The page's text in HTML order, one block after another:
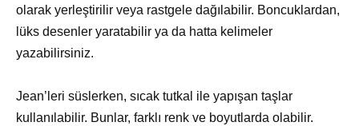
olarak yerleştirilir veya rastgele dağılabilir. Boncuklardan,
lüks desenler yaratabilir ya da hatta kelimeler
yazabilirsiniz.
Jean’leri süslerken, sıcak tutkal ile yapışan taşlar
kullanılabilir. Bunlar, farklı renk ve boyutlarda olabilir.